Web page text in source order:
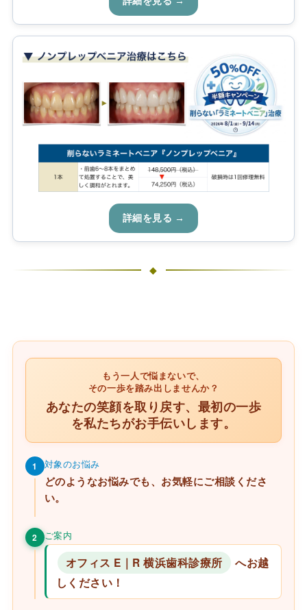
詳細を見る →
◆
もう一人で悩まないで、
その一歩を踏み出しませんか？
あなたの笑顔を取り戻す、最初の一歩
を私たちがお手伝いします。
1 対象のお悩み
どのようなお悩みでも、お気軽にご相談くださ
い。
2 ご案内
オフィス E｜R 横浜歯科診療所
へお越
しください！